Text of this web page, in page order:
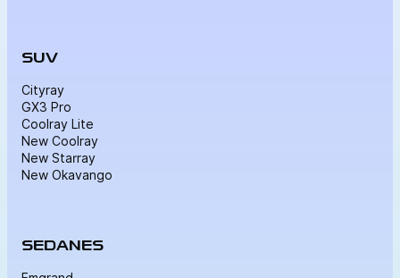
SUV
Cityray
GX3 Pro
Coolray Lite
New Coolray
New Starray
New Okavango
SEDANES